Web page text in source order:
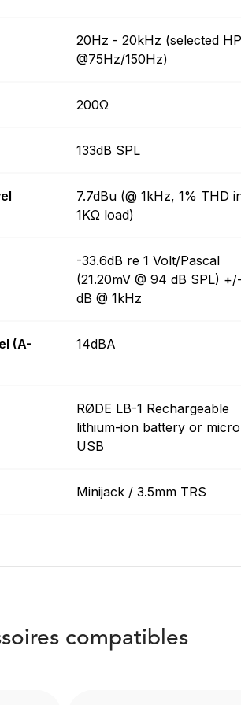
20Hz - 20kHz (selected
@75Hz/150Hz)
200Ω
133dB SPL
7.7dBu (@ 1kHz, 1% THD
1KΩ load)
-33.6dB re 1 Volt/Pascal
(21.20mV @ 94 dB SPL)
dB @ 1kHz
(A-
14dBA
RØDE LB-1 Rechargeable
lithium-ion battery or micro
USB
Minijack / 3.5mm TRS
compatibles